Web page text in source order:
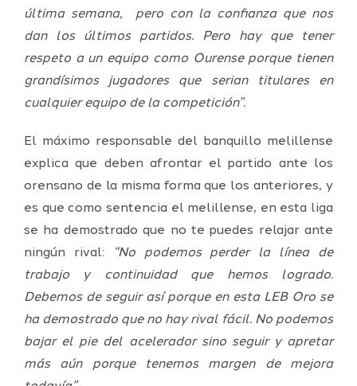
última semana, pero con la confianza que nos
dan los últimos partidos. Pero hay que tener
respeto a un equipo como Ourense porque tienen
grandísimos jugadores que serian titulares en
cualquier equipo de la competición”.
El máximo responsable del banquillo melillense
explica que deben afrontar el partido ante los
orensano de la misma forma que los anteriores, y
es que como sentencia el melillense, en esta liga
se ha demostrado que no te puedes relajar ante
ningún rival:
“No podemos perder la línea de
trabajo y continuidad que hemos logrado.
Debemos de seguir así porque en esta LEB Oro se
ha demostrado que no hay rival fácil. No podemos
bajar el pie del acelerador sino seguir y apretar
más aún porque tenemos margen de mejora